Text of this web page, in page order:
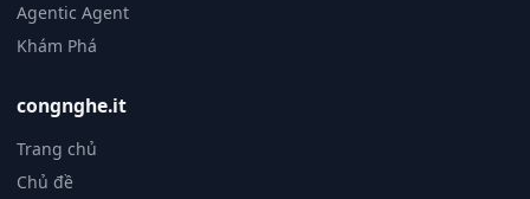
Agentic Agent
Khám Phá
congnghe.it
Trang chủ
Chủ đề